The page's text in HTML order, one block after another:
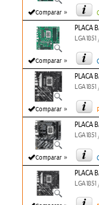
Comparar »
Comparar »
PLACA
Comparar »
PLACA
Comparar »
PLACA
PLACA